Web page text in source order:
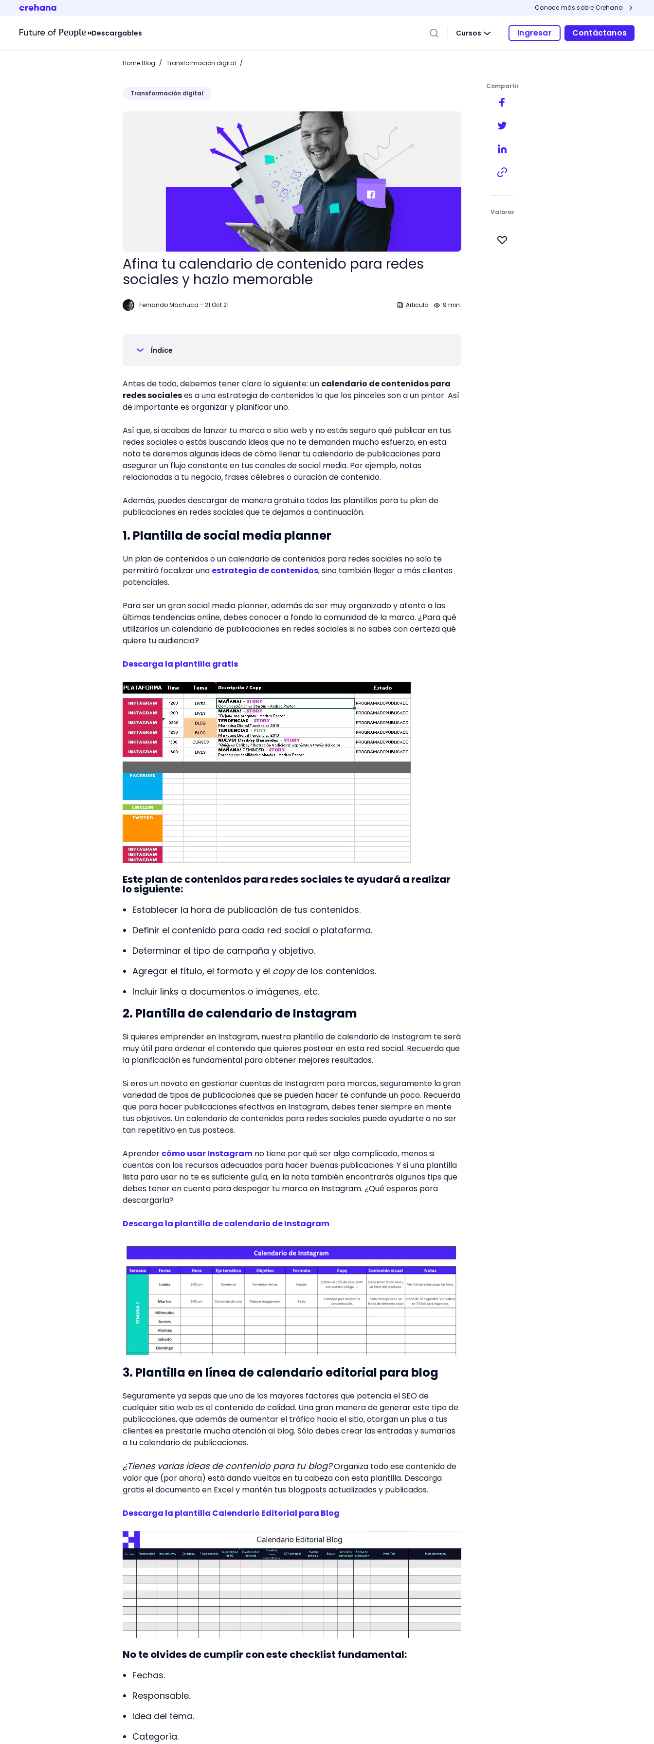
Conoce más sobre Crehana
Descargables Cursos Ingresar Contáctanos
Home Blog / Transformación digital /
Transformación digital
Afina tu calendario de contenido para redes sociales y hazlo memorable
Afina tu calendario de contenido para redes
sociales y hazlo memorable
Fernando Machuca - 21 Oct 21 Articulo 9 min.
Índice
Antes de todo, debemos tener claro lo siguiente: un calendario de contenidos para
redes socialeses a una estrategia de contenidos lo que los pinceles son a un pintor. Así
de importante es organizar y planificar uno.
Así que, si acabas de lanzar tu marca o sitio web y no estás seguro qué publicar en tus
redes sociales o estás buscando ideas que no te demanden mucho esfuerzo, en esta
nota te daremos algunas ideas de cómo llenar tu calendario de publicaciones para
asegurar un flujo constante en tus canales de social media. Por ejemplo, notas
relacionadas a tu negocio, frases célebres o curación de contenido.
Además, puedes descargar de manera gratuita todas las plantillas para tu plan de
publicaciones en redes sociales que te dejamos a continuación.
1. Plantilla de social media planner
Un plan de contenidos o un calendario de contenidos para redes sociales no solo te
permitirá focalizar una estrategia de contenidos, sino también llegar a más clientes
potenciales.
Para ser un gran social media planner, además de ser muy organizado y atento a las
últimas tendencias online, debes conocer a fondo la comunidad de la marca. ¿Para qué
utilizarías un calendario de publicaciones en redes sociales si no sabes con certeza qué
quiere tu audiencia?
Descarga la plantilla gratis
Este plan de contenidos para redes sociales te ayudará a realizar
lo siguiente:
Establecer la hora de publicación de tus contenidos.
Definir el contenido para cada red social o plataforma.
Determinar el tipo de campaña y objetivo.
Agregar el título, el formato y el copyde los contenidos.
Incluir links a documentos o imágenes, etc.
2. Plantilla de calendario de Instagram
Si quieres emprender en Instagram, nuestra plantilla de calendario de Instagram te será
muy útil para ordenar el contenido que quieres postear en esta red social. Recuerda que
la planificación es fundamental para obtener mejores resultados.
Si eres un novato en gestionar cuentas de Instagram para marcas, seguramente la gran
variedad de tipos de publicaciones que se pueden hacer te confunde un poco. Recuerda
que para hacer publicaciones efectivas en Instagram, debes tener siempre en mente
tus objetivos. Un calendario de contenidos para redes sociales puede ayudarte a no ser
tan repetitivo en tus posteos.
Aprender cómo usar Instagram no tiene por qué ser algo complicado, menos si
cuentas con los recursos adecuados para hacer buenas publicaciones. Y si una plantilla
lista para usar no te es suficiente guía, en la nota también encontrarás algunos tips que
debes tener en cuenta para despegar tu marca en Instagram. ¿Qué esperas para
descargarla?
Descarga la plantilla de calendario de Instagram
3. Plantilla en línea de calendario editorial para blog
Seguramente ya sepas que uno de los mayores factores que potencia el SEO de
cualquier sitio web es el contenido de calidad. Una gran manera de generar este tipo de
publicaciones, que además de aumentar el tráfico hacia el sitio, otorgan un plus a tus
clientes es prestarle mucha atención al blog. Sólo debes crear las entradas y sumarlas
a tu calendario de publicaciones.
¿Tienes varias ideas de contenido para tu blog?Organiza todo ese contenido de
valor que (por ahora) está dando vueltas en tu cabeza con esta plantilla. Descarga
gratis el documento en Excel y mantén tus blogposts actualizados y publicados.
Descarga la plantilla Calendario Editorial para Blog
No te olvides de cumplir con este checklist fundamental:
Fechas.
Responsable.
Idea del tema.
Categoría.
Compartir
Valorar